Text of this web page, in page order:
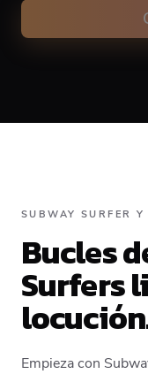
#FFFFFF
SUBWAY SURFER Y
Bucles
Surfers
Empieza con